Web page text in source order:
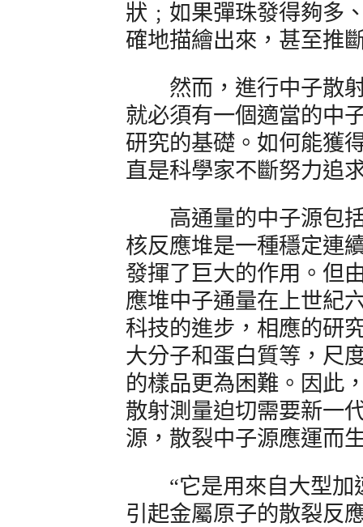
狀﹔如果彈珠發得夠多
確地描繪出來，甚至推
然而，進行中子散射
就必須有一個適當的中
研究的基礎。如何能獲
直是科學家不斷努力追
高通量的中子源包括
核反應堆是一種穩定連
發揮了巨大的作用。但
應堆中子通量在上世紀
科技的進步，相應的研
大分子和蛋白質等，尺
的樣品更為困難。因此
散射測量迫切需要新一
源，散裂中子源應運而
“它是用來自大型加
引起金屬原子的散裂反